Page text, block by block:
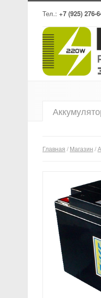
Тел.: +7 (925) 276-
Главная /Магазин /